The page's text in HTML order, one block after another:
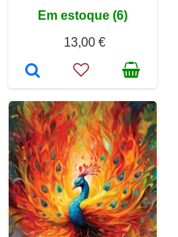
Em estoque (6)
13,00 €